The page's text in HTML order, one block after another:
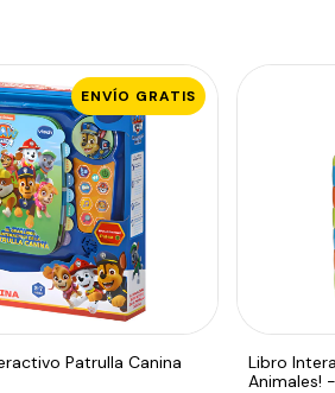
ENVÍO GRATIS
Patrulla Canina
Libro
Animales! -